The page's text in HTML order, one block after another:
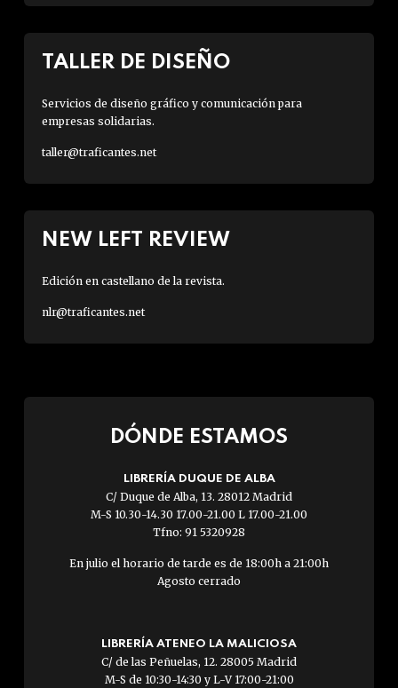
TALLER DE DISEÑO
Servicios de diseño gráfico y comunicación para
empresas solidarias.
taller@traficantes.net
NEW LEFT REVIEW
Edición en castellano de la revista.
nlr@traficantes.net
DÓNDE ESTAMOS
LIBRERÍA DUQUE DE ALBA
C/ Duque de Alba, 13. 28012 Madrid
M-S 10.30-14.30 17.00-21.00 L 17.00-21.00
Tfno: 91 5320928
En julio el horario de tarde es de 18:00h a 21:00h
Agosto cerrado
LIBRERÍA ATENEO LA MALICIOSA
C/ de las Peñuelas, 12. 28005 Madrid
M-S de 10:30-14:30 y L-V 17:00-21:00